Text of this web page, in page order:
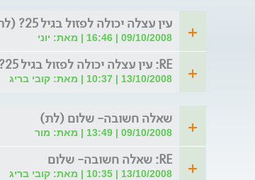
עין עצלה יכולה לפזול בגיל 25? (לת)
09/10/2008 | 16:46 | מאת: יוני
RE: עין עצלה יכולה לפזול בגיל 25?
13/10/2008 | 10:37 | מאת: קובי בריג
שאלה חשובה- שלום (לת)
09/10/2008 | 13:49 | מאת: מור
RE: שאלה חשובה- שלום
13/10/2008 | 10:35 | מאת: קובי בריג